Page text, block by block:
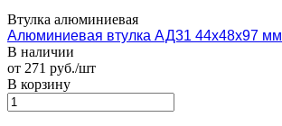
Втулка алюминиевая
Алюминиевая втулка АД31 44x48x97 мм
В наличии
от 271 руб./шт
В корзину